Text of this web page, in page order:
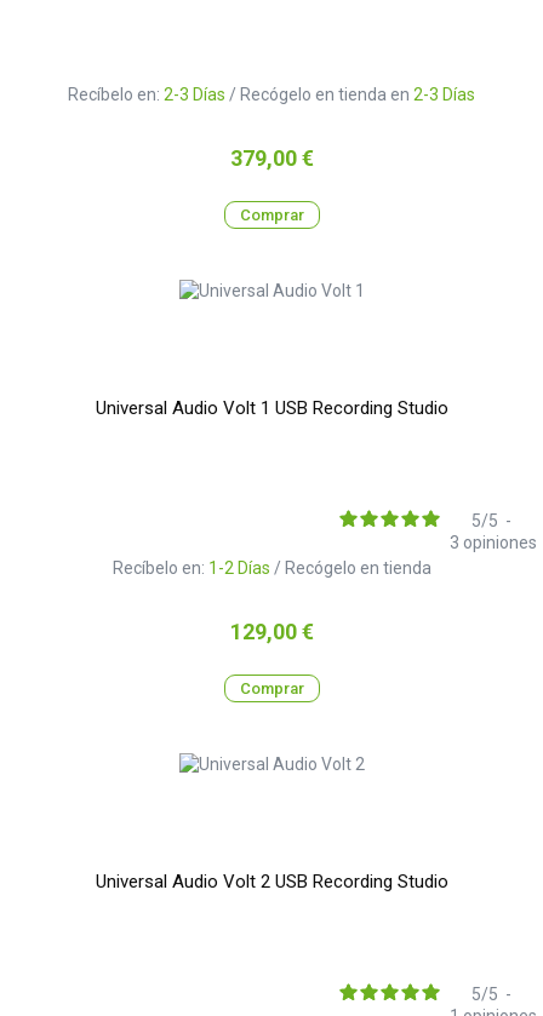
Recíbelo en: 2-3 Días / Recógelo en tienda en 2-3 Días
Precio
379,00 €
Comprar
Universal Audio Volt 1 USB Recording Studio
Recíbelo en: 1-2 Días / Recógelo en tienda
5/5 -
3 opiniones
Precio
129,00 €
Comprar
Universal Audio Volt 2 USB Recording Studio
5/5 -